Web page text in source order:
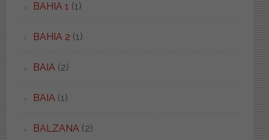
BAHIA 1 (1)
BAHIA 2 (1)
BAIA(2)
BAIA(1)
BALZANA(2)